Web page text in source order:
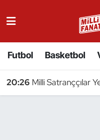
Futbol Basketbol
20:26 Milli Satranççılar
Badminton